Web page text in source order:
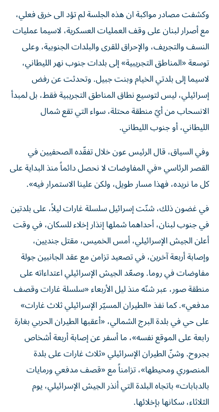
وكشفت مصادر مواكبة ان هذه الجلسة لم تؤد الى خرق فعلي،
مع أصرار لبنان على وقف العمليات العسكرية، لاسيما عمليات
النسف والتجريف، والإحراق للقرى والبلدات الجنوبية، وعلى
توسعة «المناطق التجريبية» إلى بلدات جنوب نهر الليطاني،
لاسيما إلى بلدتي الخيام وبنت جبيل. وتحدثت عن رفض
إسرائيلي، ليس لتوسيع نطاق المناطق التجريبية فقط، بل لمبدأ
الانسحاب من أيّ منطقة محتلة، سواء التي تقع شمال
الليطاني، أو جنوب الليطاني.
وفي السياق، قال الرئيس عون خلال تفقّده الصحفيين في
القصر الرئاسي «في المفاوضات لا نحصل دائماً منذ البداية على
كل ما نريده، فهذا مسار طويل، ولكن علينا الاستمرار فيه».
في غضون ذلك، شنّت إسرائيل سلسلة غارات ليلاً، على بلدتين
في جنوب لبنان، أحداهما شملها إنذار إخلاء للسكان، في وقت
أعلن الجيش الإسرائيلي، أمس الخميس، مقتل جنديين،
وإصابة أربعة آخرين، في تصعيد تزامن مع عقد الجانبين جولة
مفاوضات في روما. وصعّد الجيش الإسرائيلي اعتداءاته على
منطقة صور، عبر شنّه منذ ليل الأربعاء «سلسلة غارات وقصف
مدفعي». كما نفذ «الطيران المسيّر الإسرائيلي ثلاث غارات»
على حي في بلدة البرج الشمالي، «أعقبها الطيران الحربي بغارة
رابعة على الموقع نفسه»، ما أسفر عن إصابة أربعة أشخاص
بجروح. وشنّ الطيران الإسرائيلي «ثلاث غارات على بلدة
المنصوري ومحيطها»، تزامناً مع «قصف مدفعي ورمايات
بالدبابات» باتجاه البلدة التي أنذر الجيش الإسرائيلي، يوم
الثلاثاء، سكانها بإخلائها.